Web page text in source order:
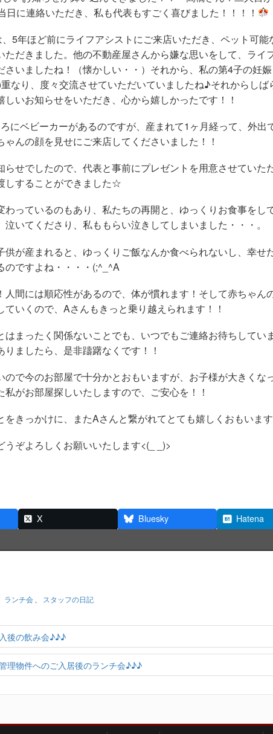
日に連絡いただき、私も代表もすごく喜びました！！！！
5年ほど前にライフアシストにご来店いただき、ペット可能
ただきました。他の不動産屋さんから嫌な思いをして、ライ
さいましたね！（懐かしい・・）それから、私の第4子の妊
なり、度々交流させていただいていましたね♪それからしば
いお知らせをいただき、心から嬉しかったです！！
にベビーカーがあるのですが、産まれて1ヶ月経って、外出
ゃんの顔を見せにご来店してくださいました！！
らせでしたので、代表と事前にプレゼントを用意させていた
しすることができました☆
わっているのもあり、私たちの再開と、ゆっくりお食事をし
いてくださり、私ももらい泣きしてしまいました・・・。
供が産まれると、ゆっくりご飯なんか食べられないし、幸せ
のですよね・・・・(;^_^A
人間には順応性があるので、体が慣れます！そして赤ちゃん
ていくので、Aさんもきっと乗り越えられます！！
まったく関係ないことでも、いつでもご連絡お待ちしていま
ましたら、是非躊躇なくです！！
ので今のお部屋で十分かとおもいますが、お子様が大きくな
私がお部屋探しいたしますので、ご安心を！！
をきっかけに、またAさんと繋がれてとても嬉しくおもいます
うぞよろしくお願いいたします<(_ _)>
X Bluesky
Hatena
ランチ会 スタッフの日記
後の飲み会♪♪♪
理物件へのご入居後のランチ会♪♪♪